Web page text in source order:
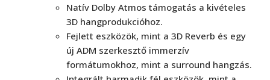
Natív Dolby Atmos támogatás a kivételes
3D hangprodukcióhoz.
Fejlett eszközök, mint a 3D Reverb és egy
új ADM szerkesztő immerzív
formátumokhoz, mint a surround hangzás.